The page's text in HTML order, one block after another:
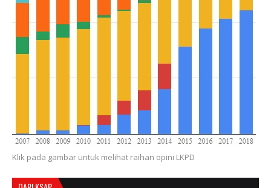
Klik pada gambar untuk melihat raihan opini LKPD